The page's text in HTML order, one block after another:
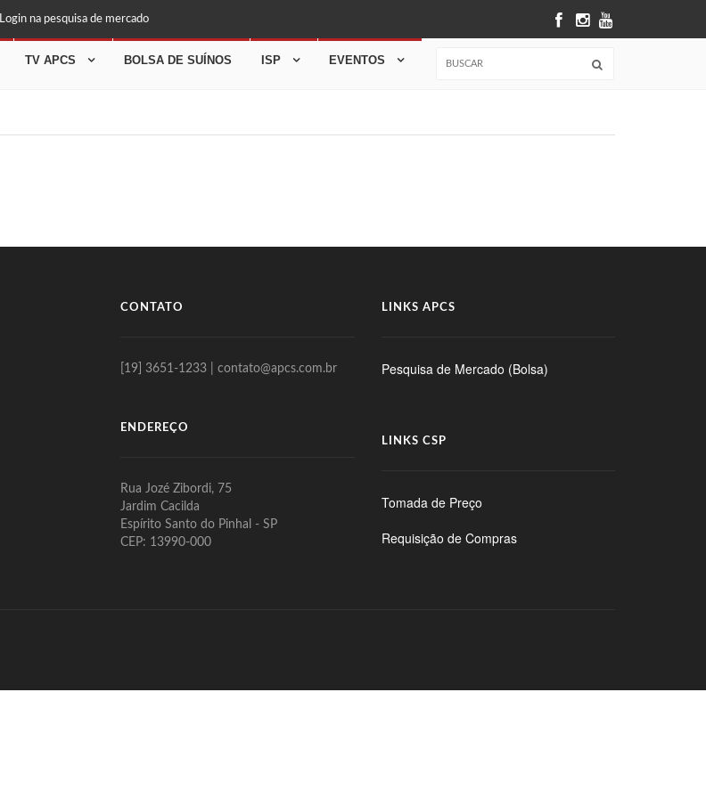
Login na pesquisa de mercado
TV APCS BOLSA DE SUÍNOS ISP EVENTOS
CONTATO
[19] 3651-1233 | contato@apcs.com.br
ENDEREÇO
Rua Jozé Zibordi, 75
Jardim Cacilda
Espírito Santo do Pinhal - SP
CEP: 13990-000
LINKS APCS
Pesquisa de Mercado (Bolsa)
LINKS CSP
Tomada de Preço
Requisição de Compras